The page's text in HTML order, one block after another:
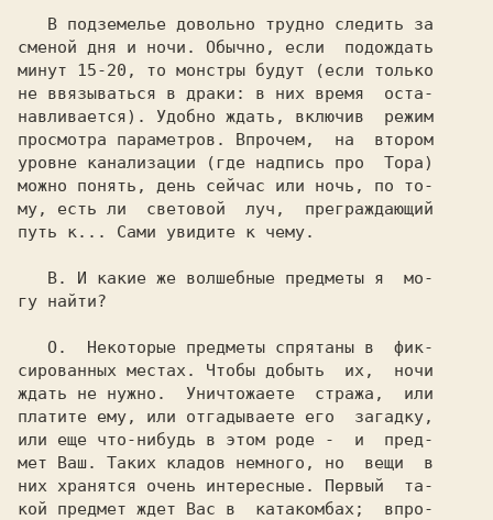
сменой дня и ночи. Обычно, если  подождать
минут 15-20, то монстры будут (если только
не ввязываться в драки: в них время  оста-
навливается). Удобно ждать, включив  режим
просмотра параметров. Впрочем,  на  втором
уровне канализации (где надпись про  Тора)
можно понять, день сейчас или ночь, по то-
му, есть ли  световой  луч,  преграждающий
путь к... Сами увидите к чему.
   В.
И какие же волшебные предметы я  мо-
гу найти?
   О.
Некоторые предметы спрятаны в  фик-
сированных местах. Чтобы добыть  их,  ночи
ждать не нужно.  Уничтожаете  стража,  или
платите ему, или отгадываете его  загадку,
или еще что-нибудь в этом роде -  и  пред-
мет Ваш. Таких кладов немного, но  вещи  в
них хранятся очень интересные. Первый  та-
кой предмет ждет Вас в  катакомбах;  впро-